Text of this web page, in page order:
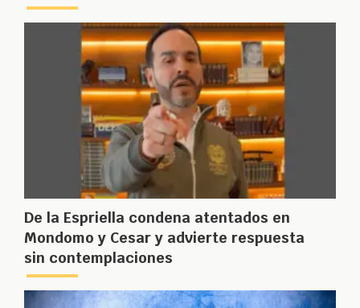
De la Espriella condena atentados en
Mondomo y Cesar y advierte respuesta
sin contemplaciones